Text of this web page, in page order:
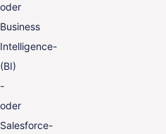
oder
Business
Intelligence-
(BI)
-
oder
Salesforce-